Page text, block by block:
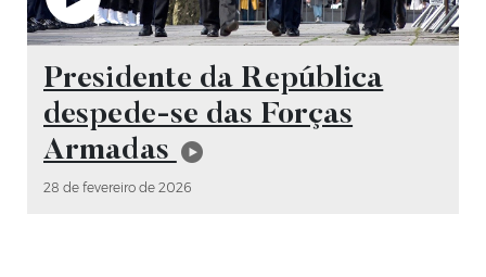
Vídeo
Presidente da República
despede-se das Forças
Armadas
28 de fevereiro de 2026